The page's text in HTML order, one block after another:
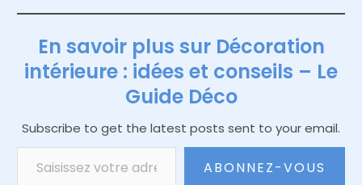
En savoir plus sur Décoration
intérieure : idées et conseils – Le
Guide Déco
Subscribe to get the latest posts sent to your email.
Saisissez votre adresse e-mail…
ABONNEZ-VOUS